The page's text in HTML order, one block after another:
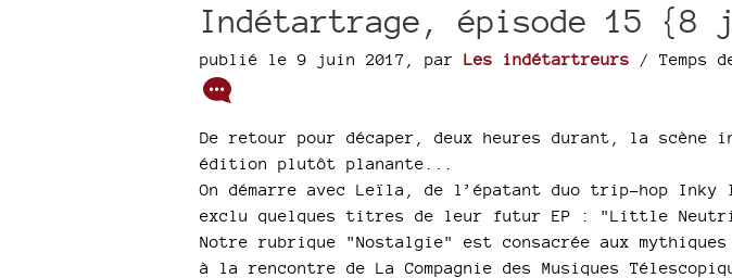
Indétartrage, épisode 15 {8
publié le 9 juin 2017 par Les indétartreurs / Temps
De retour pour décaper, deux heures durant, la scène
édition plutôt planante...
On démarre avec Leïla, de l’épatant duo trip-hop Inky
exclu quelques titres de leur futur EP : "Little
Notre rubrique "Nostalgie" est consacrée aux mythiques
à la rencontre de La Compagnie des Musiques